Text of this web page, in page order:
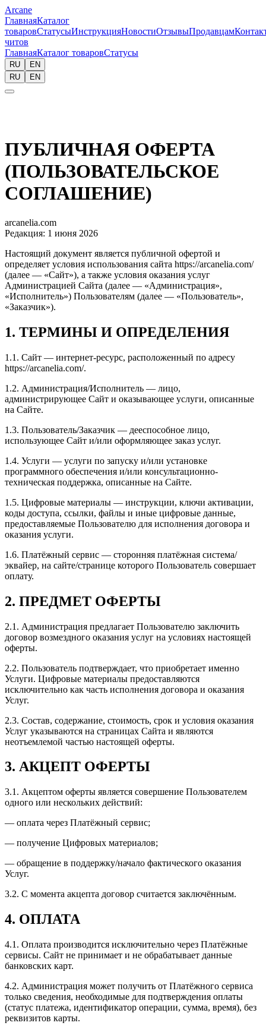
Arcane
ГлавнаяКаталог
товаровСтатусыИнструкцияНовостиОтзывыПродавцам
читов
ГлавнаяКаталог товаровСтатусы
RU
EN
RU
EN
ПУБЛИЧНАЯ ОФЕРТА
(ПОЛЬЗОВАТЕЛЬСКОЕ
СОГЛАШЕНИЕ)
arcanelia.com
Редакция: 1 июня 2026
Настоящий документ является публичной офертой и
определяет условия использования сайта https://arcanelia.com/
(далее — «Сайт»), а также условия оказания услуг
Администрацией Сайта (далее — «Администрация»,
«Исполнитель») Пользователям (далее — «Пользователь»,
«Заказчик»).
1. ТЕРМИНЫ И ОПРЕДЕЛЕНИЯ
1.1. Сайт — интернет-ресурс, расположенный по адресу
https://arcanelia.com/.
1.2. Администрация/Исполнитель — лицо,
администрирующее Сайт и оказывающее услуги, описанные
на Сайте.
1.3. Пользователь/Заказчик — дееспособное лицо,
использующее Сайт и/или оформляющее заказ услуг.
1.4. Услуги — услуги по запуску и/или установке
программного обеспечения и/или консультационно-
техническая поддержка, описанные на Сайте.
1.5. Цифровые материалы — инструкции, ключи активации,
коды доступа, ссылки, файлы и иные цифровые данные,
предоставляемые Пользователю для исполнения договора и
оказания услуги.
1.6. Платёжный сервис — сторонняя платёжная система/
эквайер, на сайте/странице которого Пользователь совершает
оплату.
2. ПРЕДМЕТ ОФЕРТЫ
2.1. Администрация предлагает Пользователю заключить
договор возмездного оказания услуг на условиях настоящей
оферты.
2.2. Пользователь подтверждает, что приобретает именно
Услуги. Цифровые материалы предоставляются
исключительно как часть исполнения договора и оказания
Услуг.
2.3. Состав, содержание, стоимость, срок и условия оказания
Услуг указываются на страницах Сайта и являются
неотъемлемой частью настоящей оферты.
3. АКЦЕПТ ОФЕРТЫ
3.1. Акцептом оферты является совершение Пользователем
одного или нескольких действий:
— оплата через Платёжный сервис;
— получение Цифровых материалов;
— обращение в поддержку/начало фактического оказания
Услуг.
3.2. С момента акцепта договор считается заключённым.
4. ОПЛАТА
4.1. Оплата производится исключительно через Платёжные
сервисы. Сайт не принимает и не обрабатывает данные
банковских карт.
4.2. Администрация может получить от Платёжного сервиса
только сведения, необходимые для подтверждения оплаты
(статус платежа, идентификатор операции, сумма, время), без
реквизитов карты.